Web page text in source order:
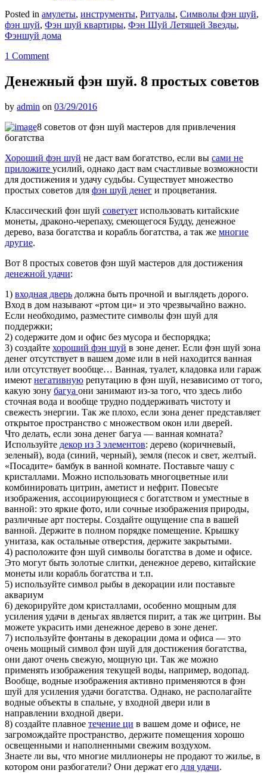
Posted in амулеты, инструменты, Ритуалы, Символы фэн шуй,
фэн шуй, Фэн шуй квартиры, Фэн Шуй Летящей Звезды,
Фэншуй дома
1 Comment
Денежный фэн шуй. 8 простых советов
by admin on 03/29/2016
8 советов от фэн шуй мастеров для привлечения
богатства
Хороший фэн шуй не даст вам богатство, если вы сами не
приложите усилий, однако даст вам счастливые возможности
для достижения и удачу судьбы. Существует множество
простых советов для фэн шуй денег и процветания.
Классический фэн шуй советует использовать китайские
монеты, драконо-черепаху, смеющегося Будду, денежное
дерево, ваза богатства и корабль богатства, а так же многие
другие.
Вот 8 простых советов фэн шуй мастеров для достижения
денежной удачи:
1) входная дверь должна быть прочной и выглядеть дорого.
Вход в дом называют «ртом ци» и это чрезвычайно важно.
Если необходимо, разместите символы фэн шуй для
поддержки;
2) содержите дом и офис без мусора и беспорядка;
3) создайте хороший фэн шуй в зоне денег. Если фэн шуй зона
денег отсутствует в вашем доме или в ней находится ванная
или отсутствует вообще… Ванная, туалет, кладовка или гараж
имеют негативную репутацию в фэн шуй, независимо от того,
какую зону багуа они занимают из-за того, что здесь либо
сточная вода и вообще трудно поддерживать чистоту и
свежесть энергии. Так же плохо, если зона денег представляет
открытое пространство с множеством окон или дверей.
Что делать, если зона денег багуа — ванная комната?
Используйте декор из 3 элементов: дерево (коричневый,
зеленый), вода (синий, черный), земля (песок и свет, желтый.
«Посадите» бамбук в ванной комнате. Поставьте чашу с
кристаллами. Можно использовать многоцветные или
комбинировать цитрин, аметист и нефрит. Повесьте
изображения, ассоциирующиеся с богатством и уместные в
ванной: это яркие фото, или сочные изображения природы,
различные арт постеры. Создайте ощущение спа в вашей
ванной. Держите в полном порядке помещение. Крышку
унитаза, как остальные отверстия, держите закрытыми.
4) расположите фэн шуй символы богатства в доме и офисе.
Это могут быть золотые слитки, денежное дерево, китайские
монеты или корабль богатства и т.п.
5) используйте символ рыбы в декорации или поставьте
аквариум
6) декорируйте дом кристаллами, особенно мощным для
усиления удачи в деньгах является пирит, а так же цитрин. Вы
можете украсить ими денежное дерево в зоне денег.
7) используйте фонтаны в декорации дома и офиса — это
очень мощный символ фэн шуй для достижения богатства,
они дают очень свежую, мощную ци. Так же можно
применять изображения текущей воды, например, водопад.
Вообще, водные изображения активно применяются в фэн
шуй для усиления удачи богатства. Однако, не располагайте
водные объекты в спальне, у входной двери или в
направлении входной двери.
8) создайте плавное течение ци в вашем доме и офисе, не
загромождайте пространство, держите помещения хорошо
освещенными и наполненными свежим воздухом.
Знаете ли вы, что многие миллионеры не продают то жилье, в
котором они разбогатели? Они держат его для удачи.